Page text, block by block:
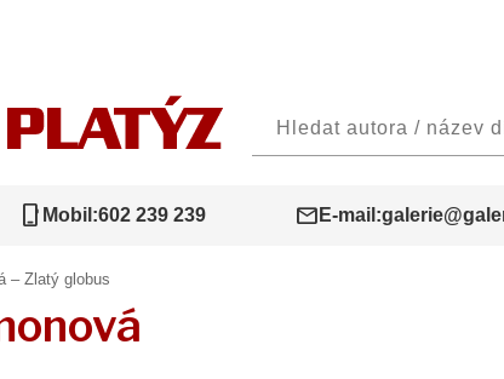
phone_iphone Mobil:602 239 239 mail E-mail:
– Zlatý globus